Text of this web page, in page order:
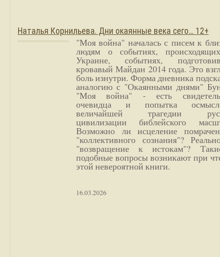
Наталья Корнильева. Дни окаянные века сего… 12+
"Моя война" началась с писем к
людям о событиях,
Украине, событиях,
кровавый Майдан 2014 года. Это
боль изнутри. Форма дневника
аналогию с "Окаянными днями"
"Моя война" - есть
очевидца и попытка
величайшей трагедии
цивилизации библейского
Возможно ли исцеление
"коллективного сознания"?
"возвращение к истокам"?
подобные вопросы возникают при
этой невероятной книги.
16.03.2026